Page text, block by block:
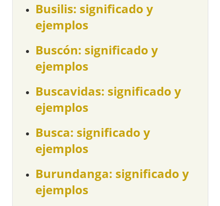
Busilis: significado y
ejemplos
Buscón: significado y
ejemplos
Buscavidas: significado y
ejemplos
Busca: significado y
ejemplos
Burundanga: significado y
ejemplos